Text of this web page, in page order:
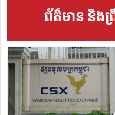
ព័ត៌មាន និង